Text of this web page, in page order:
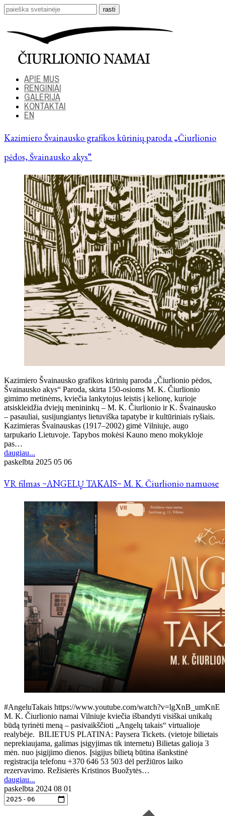
APIE MUS
RENGINIAI
GALERIJA
KONTAKTAI
EN
Kazimiero Švainausko grafikos kūrinių paroda „Čiurlionio
pėdos, Švainausko akys“
Kazimiero Švainausko grafikos kūrinių paroda „Čiurlionio pėdos,
Švainausko akys“ Paroda, skirta 150-osioms M. K. Čiurlionio
gimimo metinėms, kviečia lankytojus leistis į kelionę, kurioje
atsiskleidžia dviejų menininkų – M. K. Čiurlionio ir K. Švainausko
– pasauliai, susijungiantys lietuviška tapatybe ir kultūriniais ryšiais.
Kazimieras Švainauskas (1917–2002) gimė Vilniuje, augo
tarpukario Lietuvoje. Tapybos mokėsi Kauno meno mokykloje
pas…
daugiau...
paskelbta 2025 05 06
VR filmas ~ANGELŲ TAKAIS~ M. K. Čiurlionio namuose
#AngeluTakais https://www.youtube.com/watch?v=lgXnB_umKnE
M. K. Čiurlionio namai Vilniuje kviečia išbandyti visiškai unikalų
būdą tyrinėti meną – pasivaikščioti „Angelų takais“ virtualioje
realybėje. BILIETUS PLATINA: Paysera Tickets. (vietoje bilietais
neprekiaujama, galimas įsigyjimas tik internetu) Bilietas galioja 3
mėn. nuo įsigijimo dienos. Įsigijus bilietą būtina išankstinė
registracija telefonu +370 646 53 503 dėl peržiūros laiko
rezervavimo. Režisierės Kristinos Buožytės…
daugiau...
paskelbta 2024 08 01